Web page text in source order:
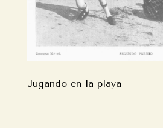
Jugando en la playa